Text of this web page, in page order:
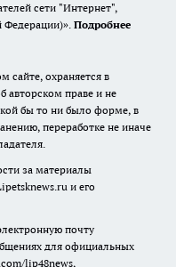
сети "Интернет",
Федерации)». Подробнее
сайте, охраняется в
авторском праве и не
бы то ни было форме, в
переработке не иначе
за материалы
и его
почту
для официальных
lip48news,